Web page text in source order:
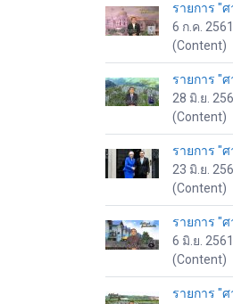
รายการ "
6 ก.ค. 2561
(Content)
รายการ "
28 มิ.ย.
(Content)
รายการ "
23 มิ.ย.
(Content)
รายการ "
6 มิ.ย. 2561
(Content)
รายการ "